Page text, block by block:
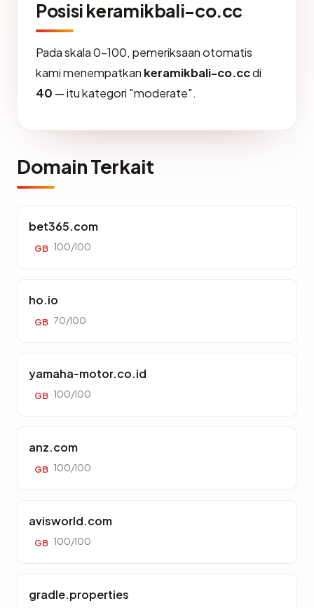
Posisi keramikbali-co.cc
Pada skala 0-100, pemeriksaan otomatis
kami menempatkan keramikbali-co.ccdi
40 — itu kategori "moderate".
Domain Terkait
bet365.com
GB 100/100
ho.io
GB 70/100
yamaha-motor.co.id
GB 100/100
anz.com
GB 100/100
avisworld.com
GB 100/100
gradle.properties